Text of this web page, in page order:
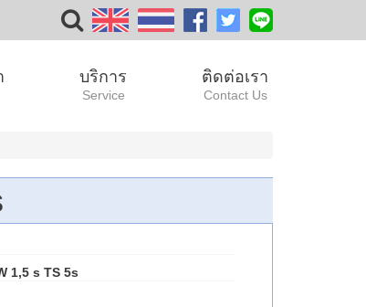
บริการ
Service
ติดต่อเรา
Contact Us
1,5 s TS 5s